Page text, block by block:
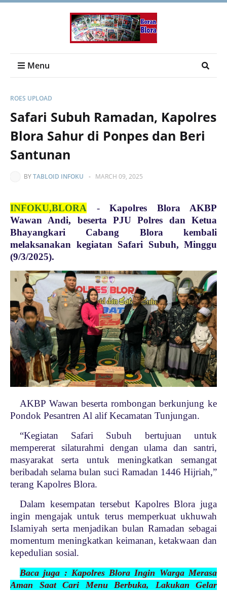
Menu
ROES UPLOAD
Safari Subuh Ramadan, Kapolres
Blora Sahur di Ponpes dan Beri
Santunan
BYTABLOID INFOKU - MARCH 09, 2025
INFOKU,BLORA - Kapolres Blora AKBP
Wawan Andi, beserta PJU Polres dan Ketua
Bhayangkari Cabang Blora kembali
melaksanakan kegiatan Safari Subuh, Minggu
(9/3/2025).
AKBP Wawan beserta rombongan berkunjung ke
Pondok Pesantren Al alif Kecamatan Tunjungan.
“Kegiatan Safari Subuh bertujuan untuk
mempererat silaturahmi dengan ulama dan santri,
masyarakat serta untuk meningkatkan semangat
beribadah selama bulan suci Ramadan 1446 Hijriah,”
terang Kapolres Blora.
Dalam kesempatan tersebut Kapolres Blora juga
ingin mengajak untuk terus memperkuat ukhuwah
Islamiyah serta menjadikan bulan Ramadan sebagai
momentum meningkatkan keimanan, ketakwaan dan
kepedulian sosial.
Baca juga : Kapolres Blora Ingin Warga Merasa
Aman Saat Cari Menu Berbuka, Lakukan Gelar